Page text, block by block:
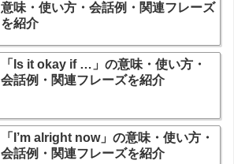
意味・使い方・会話例・関連フレーズ
を紹介
「Is it okay if …」の意味・使い方・
会話例・関連フレーズを紹介
「I’m alright now」の意味・使い方・
会話例・関連フレーズを紹介